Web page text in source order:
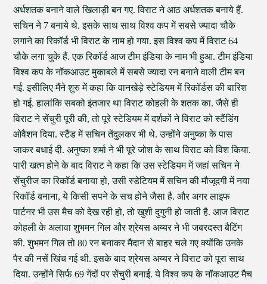
अर्धशतक बनाने वाले खिलाड़ी बन गए. विराट ने आठ अर्धशतक बनाये हैं.
सचिन ने 7 बनाये थे. इसके साथ साथ विश्व कप में सबसे ज्यादा चौके
लगाने का रिकॉर्ड भी विराट के नाम हो गया. इस विश्व कप में विराट 64
चौके लगा चुके हैं. एक रिकॉर्ड आज टीम इंडिया के नाम भी हुआ. टीम इंडिया
विश्व कप के नॉकआउट मुकाबले में सबसे ज्यादा रन बनाने वाली टीम बन
गई. इसीलिए मैंने शुरु में कहा कि वानखेड़े स्टेडियम में रिकॉर्डस की बारिश
हो गई. हालांकि सबको इंतजार था विराट कोहली के शतक का. जैसे ही
विराट ने सेंचुरी पूरी की, तो पूरे स्टेडियम में दर्शकों ने विराट को स्टैंडिंग
ओवैशन दिया. स्टैंड में सचिन तेंदुलकर भी थे. उन्होंने अनुष्का के पास
जाकर बधाई दी. अनुष्का शर्मा ने भी पूरे जोश के साथ विराट को विश किया.
पारी खत्म होने के बाद विराट ने कहा कि उस स्टेडियम में जहां सचिन ने
सेंचुरीज का रिकॉर्ड बनाया हो, उसी स्डेटियम में सचिन की मौजूदगी में नया
रिकॉर्ड बनाना, ये किसी सपने के सच होने जैसा है. और अगर लाइफ
पार्टनर भी उस मैच को देख रही हो, तो खुशी दुगुनी हो जाती है. आज विराट
कोहली के अलावा शुभमन गिल और श्रेयस अय्यर ने भी जबरदस्त बैटिंग
की. शुभमन गिल तो 80 रन बनाकर मैदान से बाहर चले गए क्योंकि उनके
पैर की नसें खिंच गई थी. इसके बाद श्रेयस अय्यर ने विराट को पूरा साथ
दिया. उन्होंने सिर्फ 69 गेंदों पर सेंचुरी बनाई. ये विश्व कप के नॉकआउट मैच